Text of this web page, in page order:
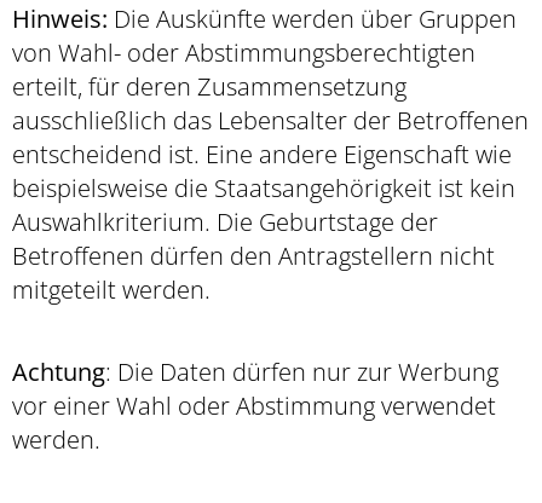
Hinweis: Die Auskünfte werden über Gruppen
von Wahl- oder Abstimmungsberechtigten
erteilt, für deren Zusammensetzung
ausschließlich das Lebensalter der Betroffenen
entscheidend ist. Eine andere Eigenschaft wie
beispielsweise die Staatsangehörigkeit ist kein
Auswahlkriterium. Die Geburtstage der
Betroffenen dürfen den Antragstellern nicht
mitgeteilt werden.
Achtung: Die Daten dürfen nur zur Werbung
vor einer Wahl oder Abstimmung verwendet
werden.